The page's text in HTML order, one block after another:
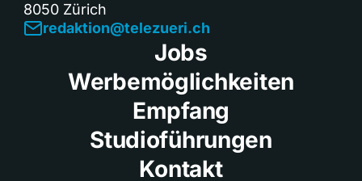
8050 Zürich
redaktion@telezueri.ch
Jobs
Werbemöglichkeiten
Empfang
Studioführungen
Kontakt